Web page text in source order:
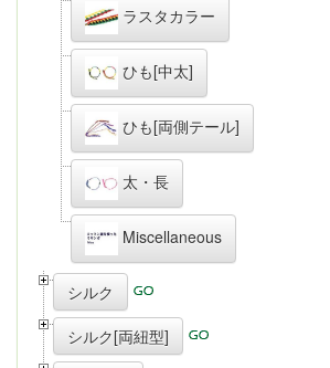
ラスタカラー
ひも[中太]
ひも[両側テール]
太・長
Miscellaneous
シルク
シルク[両紐型]